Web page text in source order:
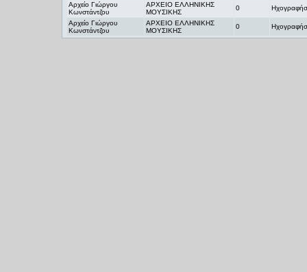
Αρχείο Γιώργου
Κωνστάντζου
ΑΡΧΕΙΟ ΕΛΛΗΝΙΚΗΣ
ΜΟΥΣΙΚΗΣ
0
Αρχείο Γιώργου
Κωνστάντζου
ΑΡΧΕΙΟ ΕΛΛΗΝΙΚΗΣ
ΜΟΥΣΙΚΗΣ
0